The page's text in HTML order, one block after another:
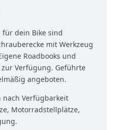
dein Bike sind
mit Werkzeug
Roadbooks und
Verfügung. Geführte
angeboten.
nach Verfügbarkeit
Motorradstellplätze,